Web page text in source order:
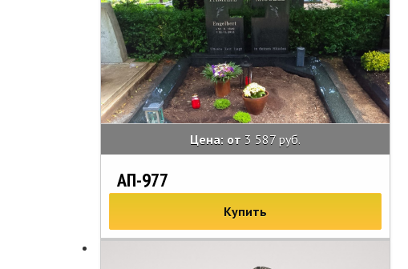
Цена: от 3 587 руб.
АП-977
Купить